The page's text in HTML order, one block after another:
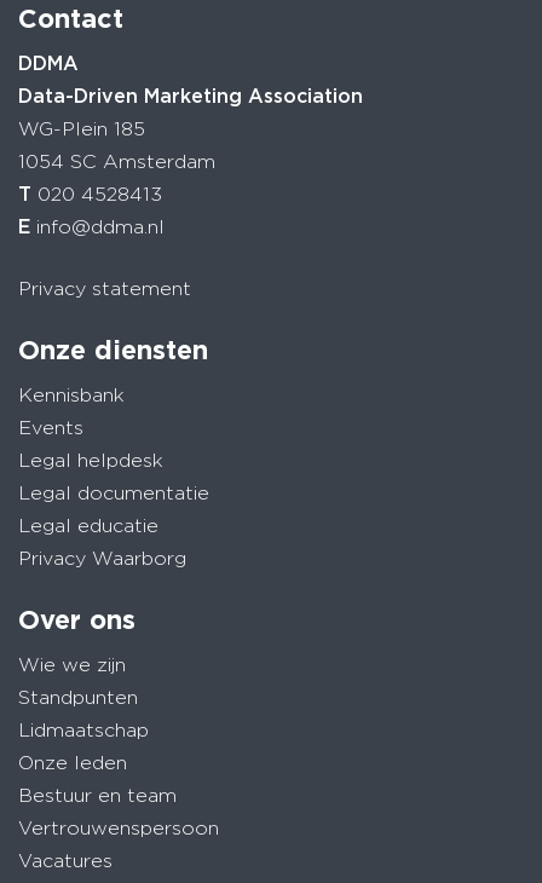
Contact
DDMA
Data-Driven Marketing Association
WG-Plein 185
1054 SC Amsterdam
T 020 4528413
E info@ddma.nl
Privacy statement
Onze diensten
Kennisbank
Events
Legal helpdesk
Legal documentatie
Legal educatie
Privacy Waarborg
Over ons
Wie we zijn
Standpunten
Lidmaatschap
Onze leden
Bestuur en team
Vertrouwenspersoon
Vacatures